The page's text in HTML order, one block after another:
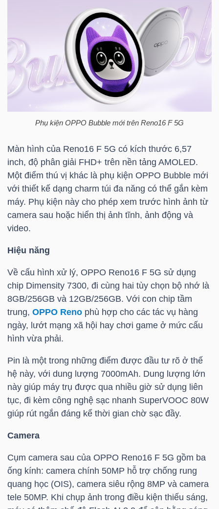
Phụ kiện OPPO Bubble mới trên Reno16 F 5G
Màn hình của Reno16 F 5G có kích thước 6,57
inch, độ phân giải FHD+ trên nền tảng AMOLED.
Một điểm thú vị khác là phụ kiện OPPO Bubble mới
với thiết kế dạng charm túi đa năng có thể gắn kèm
máy. Phụ kiện này cho phép xem trước hình ảnh từ
camera sau hoặc hiển thị ảnh tĩnh, ảnh động và
video.
Hiệu năng
Về cấu hình xử lý, OPPO Reno16 F 5G sử dụng
chip Dimensity 7300, đi cùng hai tùy chọn bộ nhớ là
8GB/256GB và 12GB/256GB. Với con chip tầm
trung, OPPO Reno phù hợp cho các tác vụ hàng
ngày, lướt mạng xã hội hay chơi game ở mức cấu
hình vừa phải.
Pin là một trong những điểm được đầu tư rõ ở thế
hệ này, với dung lượng 7000mAh. Dung lượng lớn
này giúp máy trụ được qua nhiều giờ sử dụng liên
tục, đi kèm công nghệ sạc nhanh SuperVOOC 80W
giúp rút ngắn đáng kể thời gian chờ sạc đầy.
Camera
Cụm camera sau của OPPO Reno16 F 5G gồm ba
ống kính: camera chính 50MP hỗ trợ chống rung
quang học (OIS), camera siêu rộng 8MP và camera
tele 50MP. Khi chụp ảnh trong điều kiện thiếu sáng,
VĨ
MÔ
NGÀNH
DOANH
NGHIỆP
PHÁI
SINH
TRÁI
PHIẾU
CÔNG
CỤ
TRUY
XUẤT